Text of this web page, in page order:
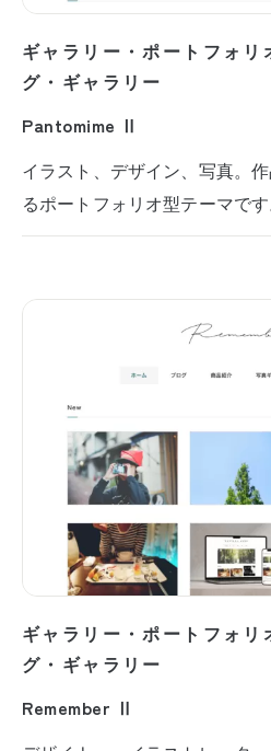
ギャラリー・ポートフォリ
グ・ギャラリー
Pantomime Ⅱ
イラスト、デザイン、写真。
るポートフォリオ型テーマです
ギャラリー・ポートフォリ
グ・ギャラリー
Remember Ⅱ